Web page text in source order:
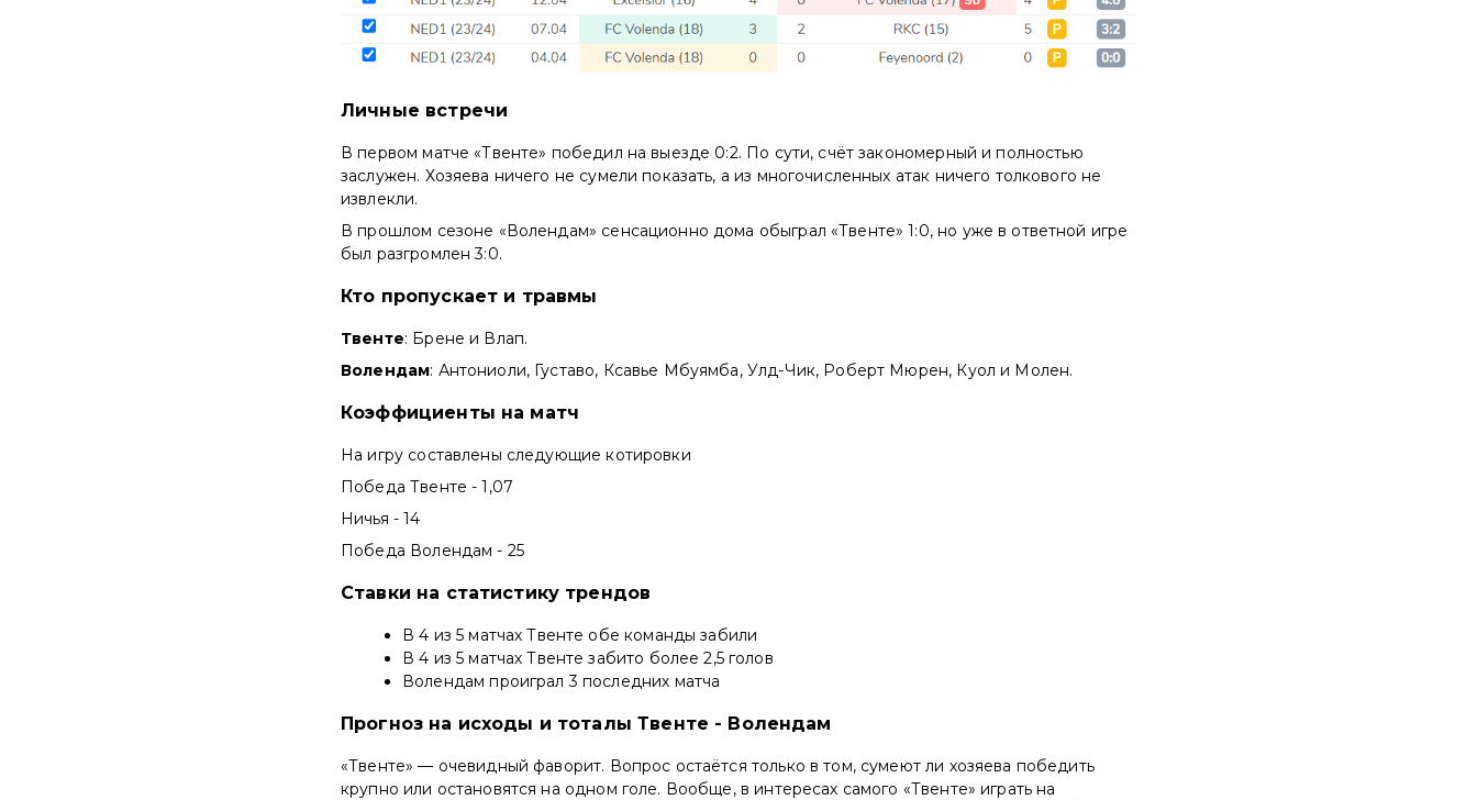
Личные встречи
В первом матче «Твенте» победил на выезде 0:2. По сути, счёт закономерный и полностью
заслужен. Хозяева ничего не сумели показать, а из многочисленных атак ничего толкового не
извлекли.
В прошлом сезоне «Волендам» сенсационно дома обыграл «Твенте» 1:0, но уже в ответной игре
был разгромлен 3:0.
Кто пропускает и травмы
Твенте: Брене и Влап.
Волендам: Антониоли, Густаво, Ксавье Мбуямба, Улд-Чик, Роберт Мюрен, Куол и Молен.
Коэффициенты на матч
На игру составлены следующие котировки
Победа Твенте - 1,07
Ничья - 14
Победа Волендам - 25
Ставки на статистику трендов
В 4 из 5 матчах Твенте обе команды забили
В 4 из 5 матчах Твенте забито более 2,5 голов
Волендам проиграл 3 последних матча
Прогноз на исходы и тоталы Твенте - Волендам
«Твенте» — очевидный фаворит. Вопрос остаётся только в том, сумеют ли хозяева победить
крупно или остановятся на одном голе. Вообще, в интересах самого «Твенте» играть на